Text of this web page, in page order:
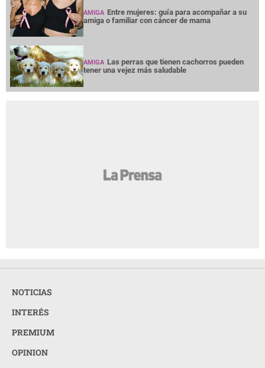
AMIGA Entre mujeres: guía para acompañar a su
amiga o familiar con cáncer de mama
AMIGA Las perras que tienen cachorros pueden
tener una vejez más saludable
NOTICIAS
INTERÉS
PREMIUM
OPINION